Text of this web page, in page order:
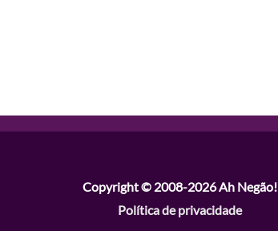
Copyright © 2008-2026Ah Negão!
Política de privacidade